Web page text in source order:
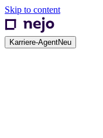
Skip to content
Karriere-AgentNeu